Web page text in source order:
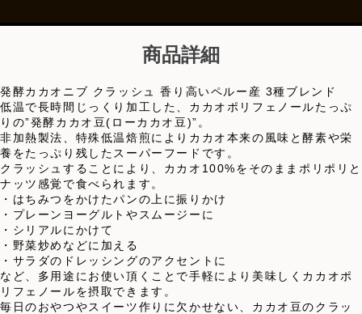
商品詳細
発酵カカオニブ クラッシュ 香り高いペルー産 3種ブレンド
低温で長時間じっくり加工した、カカオポリフェノールたっぷ
りの”発酵カカオ豆(ローカカオ豆)”。
非加熱製法、特殊低温焙煎によりカカオ本来の風味と酵素や栄
養をたっぷり残したスーパーフードです。
クラッシュすることにより、カカオ100%をそのままポリポリと
ナッツ感覚で食べられます。
・はちみつをかけたパンの上に振りかけ
・プレーンヨーグルトやスムージーに
・シリアルにかけて
・野菜炒めなどに加える
・サラダのドレッシングのアクセントに
など、多用途にお使い頂くことで手軽により美味しくカカオポ
リフェノールを摂取できます。
毎日のおやつやスイーツ作りに欠かせない、カカオ豆のクラッ